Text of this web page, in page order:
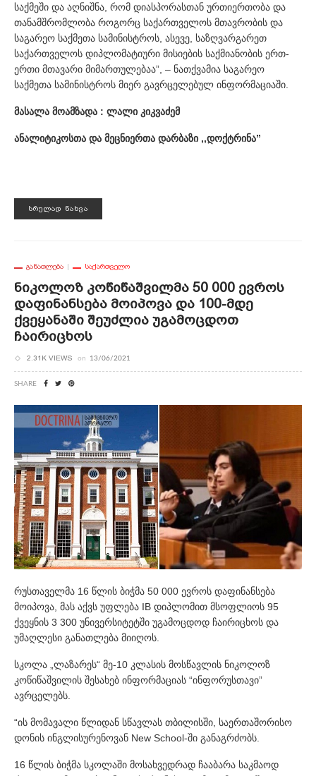
საქმეში და აღნიშნა, რომ დიასპორასთან ურთიერთობა და
თანამშრომლობა როგორც საქართველოს მთავრობის და
საგარეო საქმეთა სამინისტროს, ასევე, საზღვარგარეთ
საქართველოს დიპლომატიური მისიების საქმიანობის ერთ-
ერთი მთავარი მიმართულებაა”, – ნათქვამია საგარეო
საქმეთა სამინისტროს მიერ გავრცელებულ ინფორმაციაში.
მასალა მოამზადა : ლალი კიკვაძემ
ანალიტიკოსთა და მეცნიერთა დარბაზი ,,დოქტრინა”
ᲡᲠᲣᲚᲐᲓ ᲜᲐᲮᲕᲐ
ᲒᲐᲜᲐᲗᲚᲔᲑᲐ ᲡᲐᲥᲐᲠᲗᲕᲔᲚᲝ
Ნიკოლოზ Კოწიწაშვილმა 50 000 Ევროს
Დაფინანსება Მოიპოვა Და 100-Მდე
Ქვეყანაში Შეუძლია Უგამოცდოთ
Ჩაირიცხოს
2.31K VIEWS on 13/06/2021
SHARE
რუსთაველმა 16 წლის ბიჭმა 50 000 ევროს დაფინანსება
მოიპოვა, მას აქვს უფლება IB დიპლომით მსოფლიოს 95
ქვეყნის 3 300 უნივერსიტეტში უგამოცდოდ ჩაირიცხოს და
უმაღლესი განათლება მიიღოს.
სკოლა „ლაზარეს“ მე-10 კლასის მოსწავლის ნიკოლოზ
კოწიწაშვილის შესახებ ინფორმაციას “ინფორუსთავი”
ავრცელებს.
“ის მომავალი წლიდან სწავლას თბილისში, საერთაშორისო
დონის ინგლისურენოვან New School-ში განაგრძობს.
16 წლის ბიჭმა სკოლაში მოსახვედრად ჩააბარა საკმაოდ